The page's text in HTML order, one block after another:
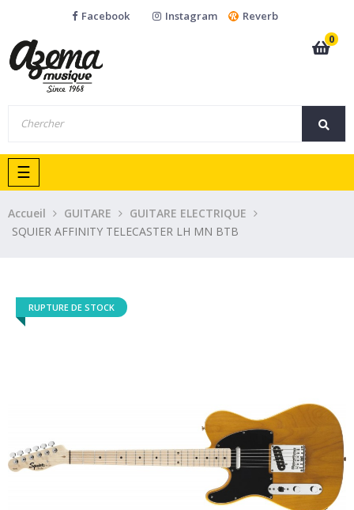
Facebook Instagram
Reverb
0
Basculer
la
navigation
☰
Accueil GUITARE
GUITARE ELECTRIQUE
SQUIER AFFINITY TELECASTER LH MN BTB
RUPTURE DE STOCK